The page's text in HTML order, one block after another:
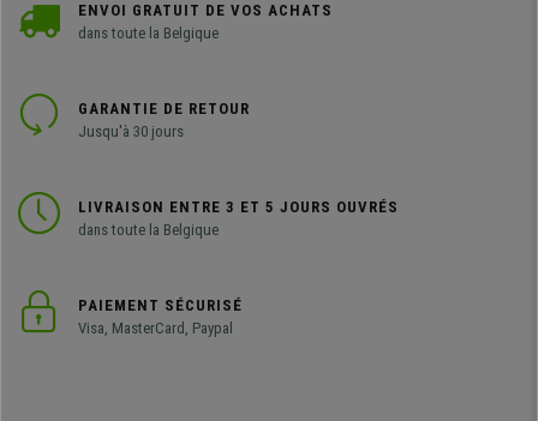
ENVOI GRATUIT DE VOS ACHATS
dans toute la Belgique
GARANTIE DE RETOUR
Jusqu'à 30 jours
LIVRAISON ENTRE 3 ET 5 JOURS OUVRÉS
dans toute la Belgique
PAIEMENT SÉCURISÉ
Visa, MasterCard, Paypal